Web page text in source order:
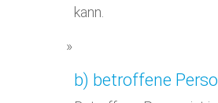
kann.
b) betroffene